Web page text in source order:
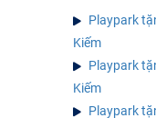
Playpark
Kiếm
Playpark
Kiếm
Playpark